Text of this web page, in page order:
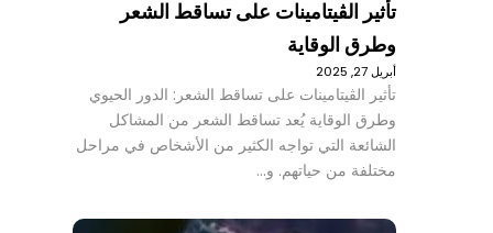
تأثير الڤيتامينات على تساقط الشعر
وطرق الوقاية
أبريل 27, 2025
تأثير الڤيتامينات على تساقط الشعر: الدور الحيوي
وطرق الوقاية يُعد تساقط الشعر من المشاكل
الشائعة التي تواجه الكثير من الأشخاص في مراحل
مختلفة من حياتهم. و…